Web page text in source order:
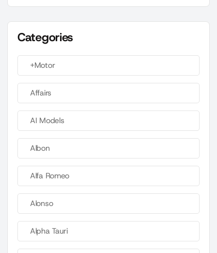
Categories
+Motor
Affairs
AI Models
Albon
Alfa Romeo
Alonso
Alpha Tauri